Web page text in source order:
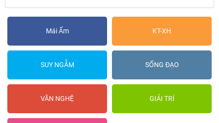
Mái Ấm KT-XH
SUY NGẪM SỐNG ĐẠO
VĂN NGHỆ GIẢI TRÍ